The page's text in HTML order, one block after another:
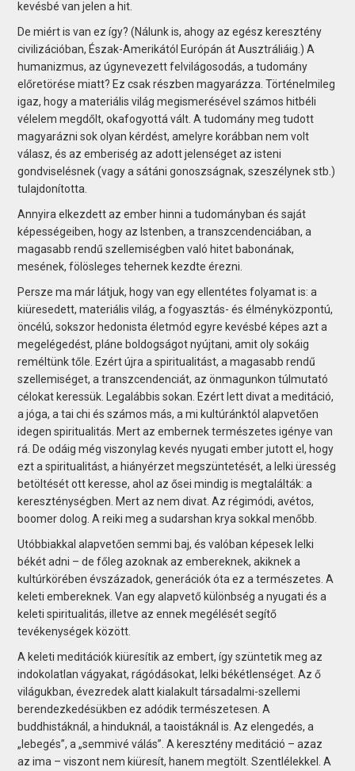
kevésbé van jelen a hit.
De miért is van ez így? (Nálunk is, ahogy az egész keresztény
civilizációban, Észak-Amerikától Európán át Ausztráliáig.) A
humanizmus, az úgynevezett felvilágosodás, a tudomány
előretörése miatt? Ez csak részben magyarázza. Történelmileg
igaz, hogy a materiális világ megismerésével számos hitbéli
vélelem megdőlt, okafogyottá vált. A tudomány meg tudott
magyarázni sok olyan kérdést, amelyre korábban nem volt
válasz, és az emberiség az adott jelenséget az isteni
gondviselésnek (vagy a sátáni gonoszságnak, szeszélynek stb.)
tulajdonította.
Annyira elkezdett az ember hinni a tudományban és saját
képességeiben, hogy az Istenben, a transzcendenciában, a
magasabb rendű szellemiségben való hitet babonának,
mesének, fölösleges tehernek kezdte érezni.
Persze ma már látjuk, hogy van egy ellentétes folyamat is: a
kiüresedett, materiá­lis világ, a fogyasztás- és élményközpontú,
öncélú, sokszor hedonista életmód egyre kevésbé képes azt a
megelégedést, pláne boldogságot nyújtani, amit oly sokáig
reméltünk tőle. Ezért újra a spiritualitást, a magasabb rendű
szellemiséget, a transzcendenciát, az önmagunkon túlmutató
célokat keressük. Legalábbis sokan. Ezért lett divat a meditáció,
a jóga, a tai chi és számos más, a mi kultúránktól alapvetően
idegen spiritualitás. Mert az embernek természetes igénye van
rá. De odáig még viszonylag kevés nyugati ember jutott el, hogy
ezt a spiritualitást, a hiányérzet megszüntetését, a lelki üresség
betöltését ott keresse, ahol az ősei mindig is megtalálták: a
kereszténységben. Mert az nem divat. Az régimódi, avétos,
boomer dolog. A reiki meg a sudarshan krya sokkal menőbb.
Utóbbiakkal alapvetően semmi baj, és valóban képesek lelki
békét adni – de főleg azoknak az embereknek, akiknek a
kultúrkörében évszázadok, generációk óta ez a természetes. A
keleti embereknek. Van egy alapvető különbség a nyugati és a
keleti spiritualitás, illetve az ennek megélését segítő
tevékenységek között.
A keleti meditá­ciók kiüresítik az embert, így szüntetik meg az
indokolatlan vágyakat, rágódásokat, lelki békétlenséget. Az ő
világukban, évezredek alatt kialakult társadalmi-szellemi
berendezkedésükben ez adódik természetesen. A
buddhistáknál, a hinduknál, a taoistáknál is. Az elengedés, a
„lebegés”, a „semmivé válás”. A keresztény meditáció – azaz
az ima – viszont nem kiüresít, hanem megtölt. Szentlélekkel. A